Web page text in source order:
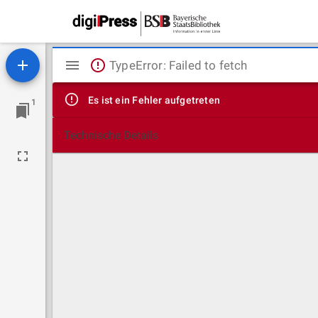
1
Mirador
Viewer
TypeError: Failed to fetch
Es ist ein Fehler aufgetreten
Technische Details